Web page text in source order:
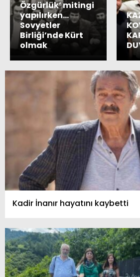
Özgürlük’ mitingi
yapılırken…
Sovyetler
Birliği’nde Kürt
olmak
Kadir İnanır hayatını kaybetti